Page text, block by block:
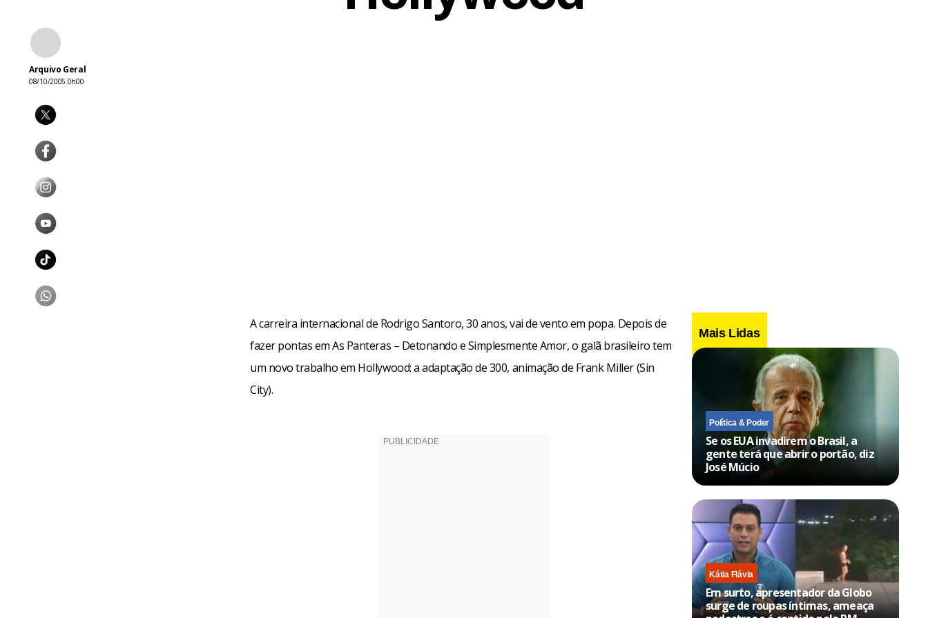
Arquivo Geral
08/10/2005 0h00
A carreira internacional de Rodrigo Santoro, 30 anos, vai de vento em popa. Depois de
fazer pontas em As Panteras – Detonando e Simplesmente Amor, o galã brasileiro tem
um novo trabalho em Hollywood: a adaptação de 300, animação de Frank Miller (Sin
City).
Mais Lidas
Política & Poder
Se os EUA invadirem o Brasil, a
gente terá que abrir o portão, diz
José Múcio
Kátia Flávia
Em surto, apresentador da Globo
surge de roupas íntimas, ameaça